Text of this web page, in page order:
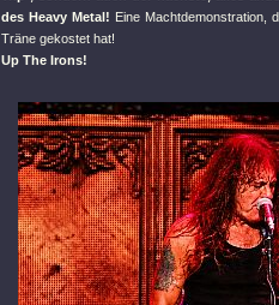
des Heavy Metal! Eine Machtdemonstration,
Träne gekostet hat!
Up The Irons!